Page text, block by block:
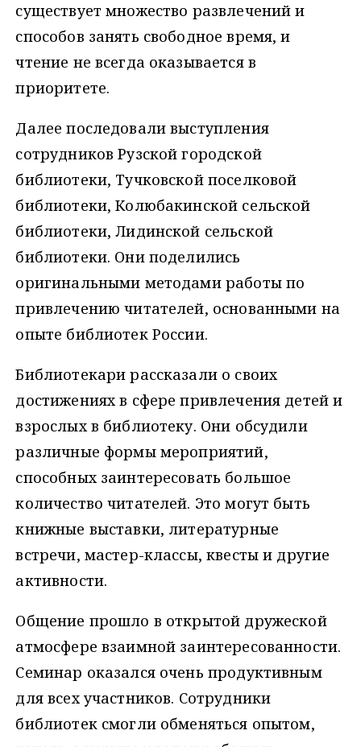
существует множество развлечений и
способов занять свободное время, и
чтение не всегда оказывается в
приоритете.
Далее последовали выступления
сотрудников Рузской городской
библиотеки, Тучковской поселковой
библиотеки, Колюбакинской сельской
библиотеки, Лидинской сельской
библиотеки. Они поделились
оригинальными методами работы по
привлечению читателей, основанными на
опыте библиотек России.
Библиотекари рассказали о своих
достижениях в сфере привлечения детей и
взрослых в библиотеку. Они обсудили
различные формы мероприятий,
способных заинтересовать большое
количество читателей. Это могут быть
книжные выставки, литературные
встречи, мастер-классы, квесты и другие
активности.
Общение прошло в открытой дружеской
атмосфере взаимной заинтересованности.
Семинар оказался очень продуктивным
для всех участников. Сотрудники
библиотек смогли обменяться опытом,